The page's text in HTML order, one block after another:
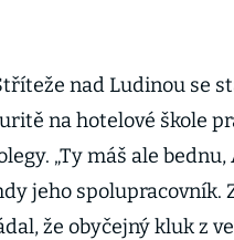
nad Ludinou se
na hotelové škole
„Ty máš ale
jeho spolupracovník.
že obyčejný kluk z